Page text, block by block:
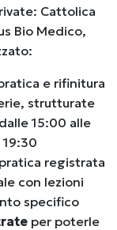
Cattolica
Bio Medico,
e rifinitura
strutturate
15:00 alle
registrata
con lezioni
specifico
per poterle